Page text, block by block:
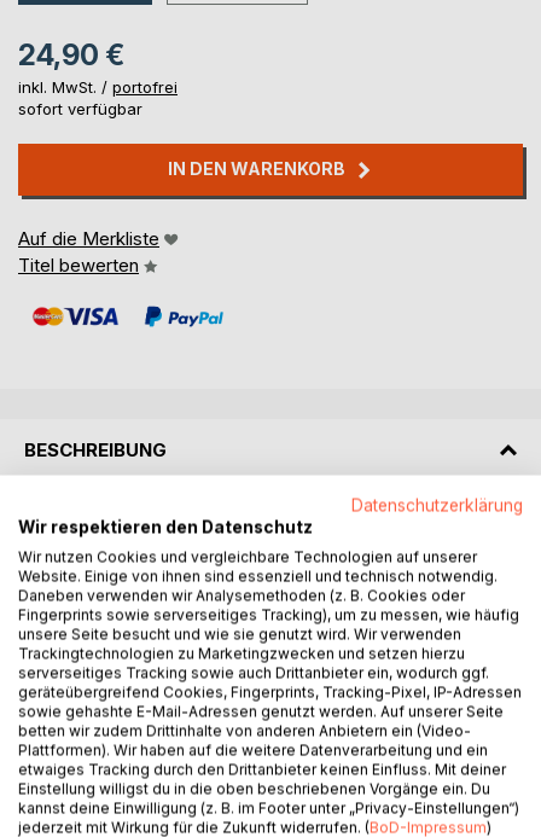
24,90 €
inkl. MwSt. / portofrei
sofort verfügbar
IN DEN WARENKORB
Auf die Merkliste
Titel bewerten
BESCHREIBUNG
Babanoon, eine etwas runde Katze, lebt im Katzenheim. Sie
sehnt sich nach einem neuen Zuhause. Doch nur die
schlanken Katzen werden aus dem Heim geholt. Deshalb
beschließt Babanoon abzunehmen. Ist sie erst einmal
schlank und rank, wird sie sicher auch ausgewählt werden,
glaubt sie. Doch Diät halten ist gar nicht so einfach.
AUTOR/IN
PRESSESTIMMEN
Datenschutzerklärung
Wir respektieren den Datenschutz
Wir nutzen Cookies und vergleichbare Technologien auf unserer
Website. Einige von ihnen sind essenziell und technisch notwendig.
Daneben verwenden wir Analysemethoden (z. B. Cookies oder
Fingerprints sowie serverseitiges Tracking), um zu messen, wie häufig
unsere Seite besucht und wie sie genutzt wird. Wir verwenden
Trackingtechnologien zu Marketingzwecken und setzen hierzu
serverseitiges Tracking sowie auch Drittanbieter ein, wodurch ggf.
geräteübergreifend Cookies, Fingerprints, Tracking-Pixel, IP-Adressen
sowie gehashte E-Mail-Adressen genutzt werden. Auf unserer Seite
betten wir zudem Drittinhalte von anderen Anbietern ein (Video-
Plattformen). Wir haben auf die weitere Datenverarbeitung und ein
etwaiges Tracking durch den Drittanbieter keinen Einfluss. Mit deiner
Einstellung willigst du in die oben beschriebenen Vorgänge ein. Du
kannst deine Einwilligung (z. B. im Footer unter „Privacy-Einstellungen“)
jederzeit mit Wirkung für die Zukunft widerrufen. (BoD-Impressum)